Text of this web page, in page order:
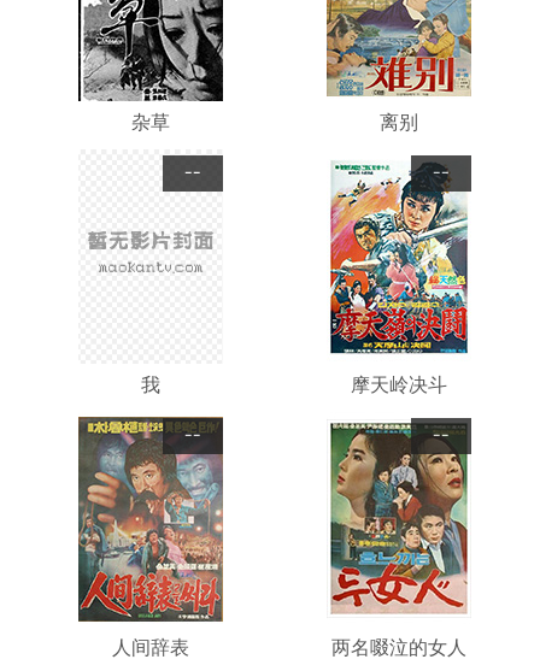
杂草 离别
--
我
--
摩天岭决斗
--
人间辞表
--
两名啜泣的女人